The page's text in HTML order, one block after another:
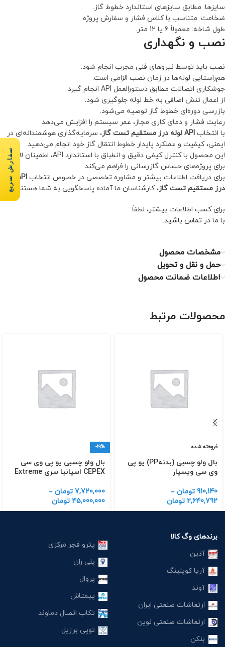
سایزها: مطابق سایزهای استاندارد خطوط گاز.
ضخامت: متناسب با کلاس فشار و سفارش پروژه.
طول شاخه: معمولاً 6 یا 12 متر.
نصب و نگهداری
نصب باید توسط نیروهای فنی مجرب انجام شود.
هم‌راستایی لوله‌ها در زمان نصب الزامی است.
جوشکاری اتصالات مطابق دستورالعمل API انجام گیرد.
از اعمال تنش اضافی به خط لوله جلوگیری شود.
بازرسی دوره‌ای خطوط گاز توصیه می‌شود.
رعایت فشار و دمای کاری مجاز، عمر سیستم را افزایش می‌دهد.
با انتخاب API لوله درز مستقیم تست گاز
، سرمایه‌گذاری هوشمندانه‌ای در
ایمنی، کیفیت و عملکرد پایدار خطوط انتقال گاز خود انجام می‌دهید.
این محصول با کنترل کیفی دقیق و انطباق با استاندارد API، اطمینان لازم
برای پروژه‌های حساس گازرسانی را فراهم می‌کند.
برای دریافت اطلاعات بیشتر و مشاوره تخصصی در خصوص انتخاب
API لوله
درز مستقیم تست گاز، کارشناسان ما آماده پاسخگویی به شما هستند.
برای کسب اطلاعات بیشتر، لطفاً
با ما در تماس باشید.
مشخصات محصول
حمل و نقل و تحویل
اطلاعات ضمانت محصول
محصولات مرتبط
فروخته شده
بال ولو چسبی (بدنهPP) یو پی
وی سی ویسپار
910,140 تومان –
2,640,792 تومان
-19%
بال ولو چسبی یو پی وی سی
CEPEX اسپانیا سری Extreme
7,720,000 تومان –
45,000,000 تومان
برندهای وگ کالا
آذین
آریا کوپلینگ
آوند
ارتعاشات صنعتی ایران
ارتعاشات صنعتی نوین
بنکن
پترو فجر مرکزی
پلی ران
پروال
پیمتاش
تکاب اتصال دماوند
توپی برزیل
سفارش سریع